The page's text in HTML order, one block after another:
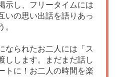
示し、フリータイムには
いの思い出話を語りあっ
。
なられたお二人には「ス
しします。まだまだ話し
トに！お二人の時間を楽